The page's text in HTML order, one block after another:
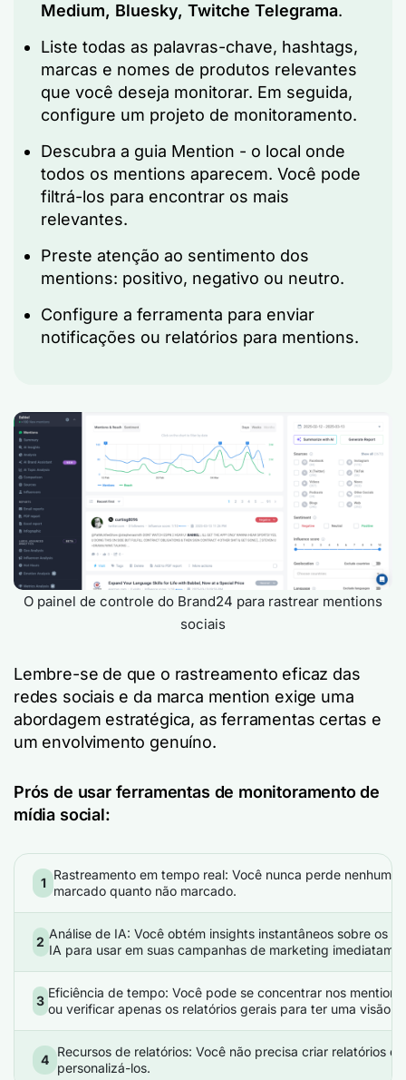
Medium, Bluesky, Twitche Telegrama.
Liste todas as palavras-chave, hashtags,
marcas e nomes de produtos relevantes
que você deseja monitorar. Em seguida,
configure um projeto de monitoramento.
Descubra a guia Mention - o local onde
todos os mentions aparecem. Você pode
filtrá-los para encontrar os mais
relevantes.
Preste atenção ao sentimento dos
mentions: positivo, negativo ou neutro.
Configure a ferramenta para enviar
notificações ou relatórios para mentions.
O painel de controle do Brand24 para rastrear mentions
sociais
Lembre-se de que o rastreamento eficaz das
redes sociais e da marca mention exige uma
abordagem estratégica, as ferramentas certas e
um envolvimento genuíno.
Prós de usar ferramentas de monitoramento de
mídia social:
1
Rastreamento em tempo real: Você nunca perde nenhum
marcado quanto não marcado.
2
Análise de IA: Você obtém insights instantâneos sobre os
IA para usar em suas campanhas de marketing
3
Eficiência de tempo: Você pode se concentrar nos
ou verificar apenas os relatórios gerais para ter uma visão
4
Recursos de relatórios: Você não precisa criar relatórios
personalizá-los.